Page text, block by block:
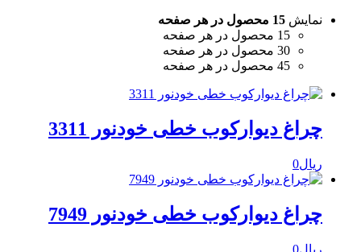
نمایش 15 محصول در هر صفحه
15 محصول در هر صفحه
30 محصول در هر صفحه
45 محصول در هر صفحه
چراغ دیوارکوب خطی خودنور 3311
ریال0
چراغ دیوارکوب خطی خودنور 7949
ریال0